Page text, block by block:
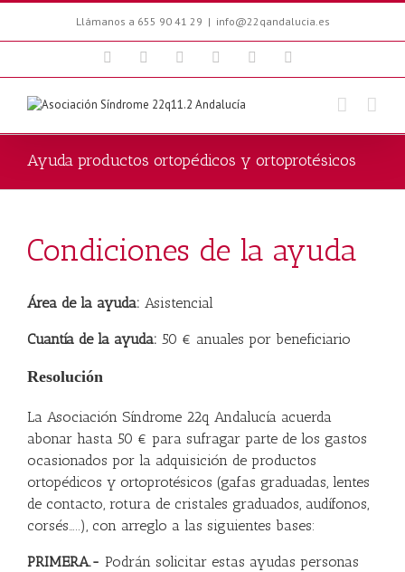
Llámanos a 655 90 41 29 | info@22qandalucia.es
FacebookTwitter Youtube Blogger Email
Ayuda productos ortopédicos y ortoprotésicos
Condiciones de la ayuda
Área de la ayuda: Asistencial
Cuantía de la ayuda: 50 € anuales por beneficiario
Resolución
La Asociación Síndrome 22q Andalucía acuerda
abonar hasta 50 € para sufragar parte de los gastos
ocasionados por la adquisición de productos
ortopédicos y ortoprotésicos (gafas graduadas, lentes
de contacto, rotura de cristales graduados, audífonos,
corsés…..), con arreglo a las siguientes bases:
PRIMERA.- Podrán solicitar estas ayudas personas